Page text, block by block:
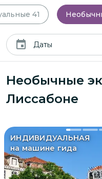
41
Даты
Необычные
Лиссабоне
ИНДИВИДУАЛЬНАЯ
на машине гида